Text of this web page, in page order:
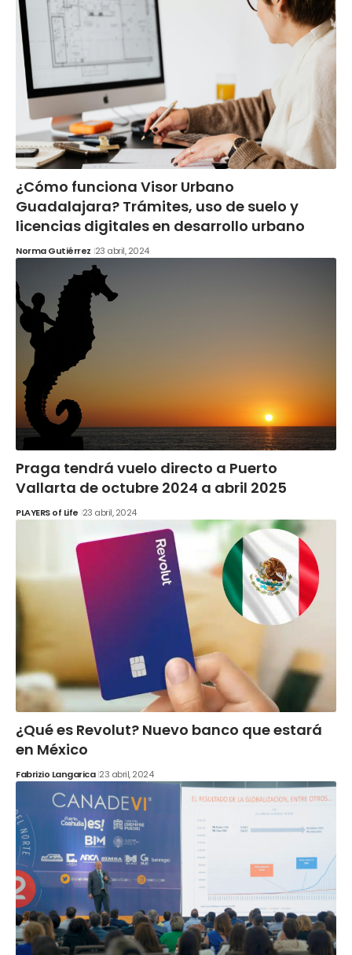
¿Cómo funciona Visor Urbano
Guadalajara? Trámites, uso de suelo y
licencias digitales en desarrollo urbano
Norma Gutiérrez 23 abril, 2024
Praga tendrá vuelo directo a Puerto
Vallarta de octubre 2024 a abril 2025
PLAYERS of Life 23 abril, 2024
¿Qué es Revolut? Nuevo banco que estará
en México
Fabrizio Langarica 23 abril, 2024